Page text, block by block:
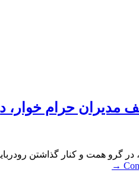
مدیران حرام
در گرو همت و کنار گذاشتن
→